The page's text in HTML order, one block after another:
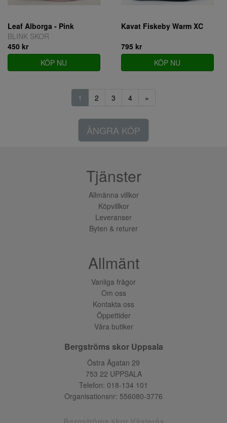
Leaf Alborga - Pink
BLINK SKOR
450 kr
KÖP NU
Kavat Fiskeby Warm XC
795 kr
KÖP NU
1 2 3 4 »
ÅNGRA KÖP
Tjänster
Allmänna villkor
Köpvillkor
Leveranser
Byten & returer
Allmänt
Vanliga frågor
Om oss
Kontakta oss
Öppettider
Våra butiker
Bergströms skor Uppsala
Östra Ågatan 29
753 22 UPPSALA
Telefon: 018-134 101
Organisationsnr: 556080-3776